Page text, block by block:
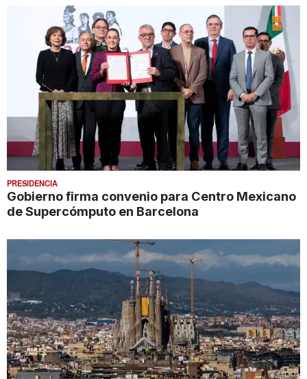
PRESIDENCIA
Gobierno firma convenio para Centro Mexicano
de Supercómputo en Barcelona